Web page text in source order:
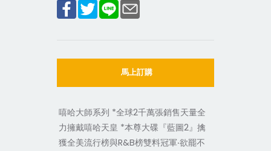
馬上訂購
嘻哈大師系列 *全球2千萬張銷售天量全
力擁戴嘻哈天皇 *本尊大碟『藍圖2』擒
獲全美流行榜與R&B榜雙料冠軍‧欲罷不